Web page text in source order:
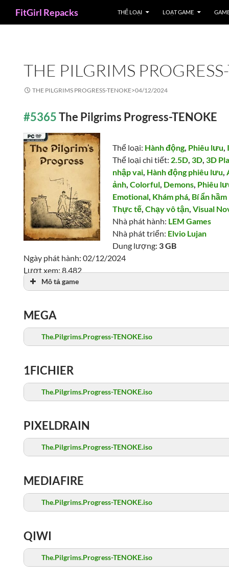
FitGirl Repacks THỂ LOẠI LOẠT GAME
THE PILGRIMS
THE PILGRIMS PROGRESS-TENOKE>04/12/2024
#5365The Pilgrims Progress-TENOKE
Thể loại: Hành động, Phiêu lưu,
Thể loại chi tiết: 2.5D, 3D, 3D
nhập vai, Hành động phiêu lưu,
ảnh,Colorful, Demons, Phiêu
Emotional, Khám phá, Bí ẩn
Thực tế,Chạy vô tận,Visual
Nhà phát hành: LEM Games
Nhà phát triển: Elvio Lujan
Dung lượng: 3 GB
Ngày phát hành: 02/12/2024
Lượt xem: 8,482
Mô tả game
MEGA
The.Pilgrims.Progress-TENOKE.iso
1FICHIER
The.Pilgrims.Progress-TENOKE.iso
PIXELDRAIN
The.Pilgrims.Progress-TENOKE.iso
MEDIAFIRE
The.Pilgrims.Progress-TENOKE.iso
QIWI
The.Pilgrims.Progress-TENOKE.iso